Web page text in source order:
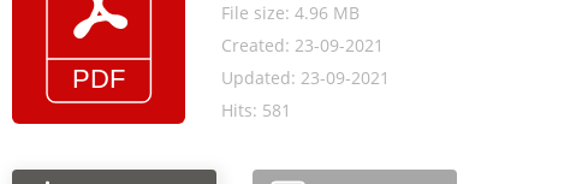
File size: 4.96 MB
Created: 23-09-2021
Updated: 23-09-2021
Hits: 581